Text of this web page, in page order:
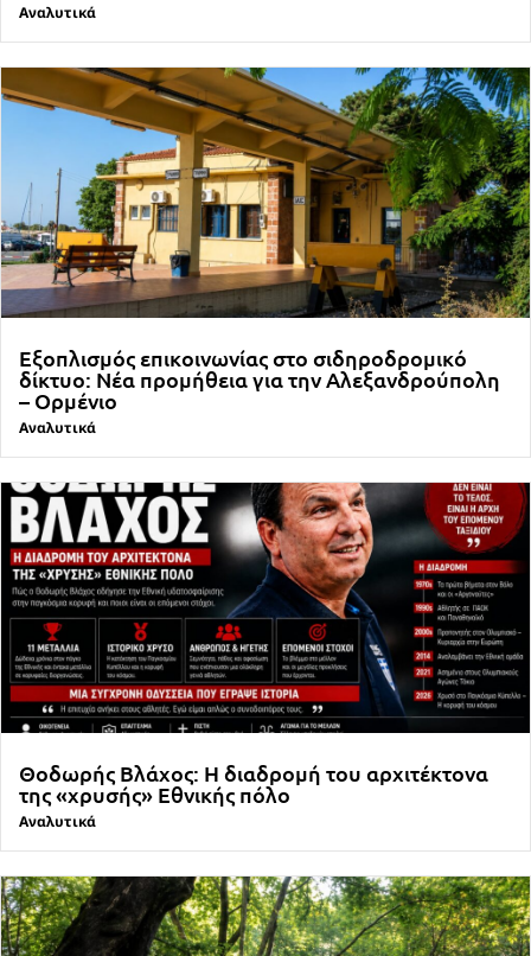
Αναλυτικά
Εξοπλισμός επικοινωνίας στο σιδηροδρομικό
δίκτυο: Νέα προμήθεια για την Αλεξανδρούπολη
– Ορμένιο
Αναλυτικά
Θοδωρής Βλάχος: Η διαδρομή του αρχιτέκτονα
της «χρυσής» Εθνικής πόλο
Αναλυτικά